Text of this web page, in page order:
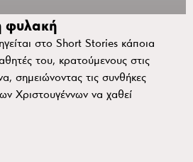
φυλακή
στο Short Stories κάποια
του, κρατούμενους στις
σημειώνοντας τις συνθήκες
Χριστουγέννων να χαθεί